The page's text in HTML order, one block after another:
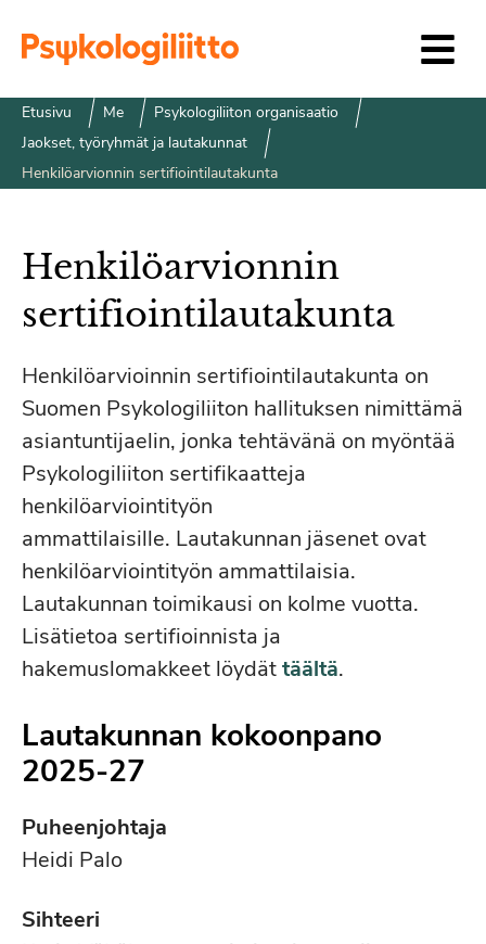
Etusivu Me
Psykologiliiton organisaatio
Jaokset, työryhmät ja lautakunnat
Henkilöarvionnin sertifiointilautakunta
Henkilöarvionnin
sertifiointilautakunta
Henkilöarvioinnin sertifiointilautakunta on
Suomen Psykologiliiton hallituksen nimittämä
asiantuntijaelin, jonka tehtävänä on myöntää
Psykologiliiton sertifikaatteja
henkilöarviointityön
ammattilaisille. Lautakunnan jäsenet ovat
henkilöarviointityön ammattilaisia.
Lautakunnan toimikausi on kolme vuotta.
Lisätietoa sertifioinnista ja
hakemuslomakkeet löydättäältä.
Lautakunnan kokoonpano
2025-27
Puheenjohtaja
Heidi Palo
Sihteeri